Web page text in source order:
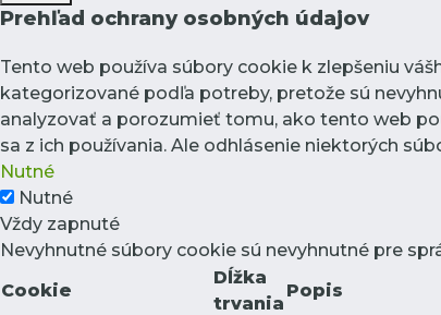
Prehľad ochrany osobných údajov
Tento web používa súbory cookie k zlepšeniu
kategorizované podľa potreby, pretože sú
analyzovať a porozumieť tomu, ako tento web
sa z ich používania. Ale odhlásenie niektorých
Nutné
Nutné
Vždy zapnuté
Nevyhnutné súbory cookie sú nevyhnutné pre
Cookie
Dĺžka
trvania
Popis